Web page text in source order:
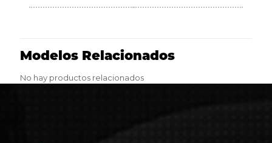
Modelos Relacionados
No hay productos relacionados